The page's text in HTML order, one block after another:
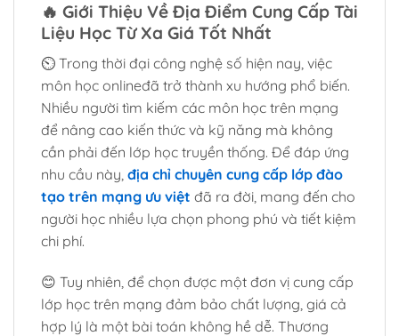
🔥 Giới Thiệu Về Địa Điểm Cung Cấp Tài
Liệu Học Từ Xa Giá Tốt Nhất
⏲️ Trong thời đại công nghệ số hiện nay, việc
môn học onlineđã trở thành xu hướng phổ biến.
Nhiều người tìm kiếm các môn học trên mạng
để nâng cao kiến thức và kỹ năng mà không
cần phải đến lớp học truyền thống. Để đáp ứng
nhu cầu này, địa chỉ chuyên cung cấp lớp đào
tạo trên mạng ưu việt đã ra đời, mang đến cho
người học nhiều lựa chọn phong phú và tiết kiệm
chi phí.
😊 Tuy nhiên, để chọn được một đơn vị cung cấp
lớp học trên mạng đảm bảo chất lượng, giá cả
hợp lý là một bài toán không hề dễ. Thương